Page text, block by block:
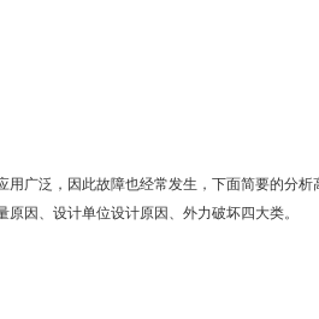
广泛，因此故障也经常发生，下面简要的分
因、设计单位设计原因、外力破坏四大类。